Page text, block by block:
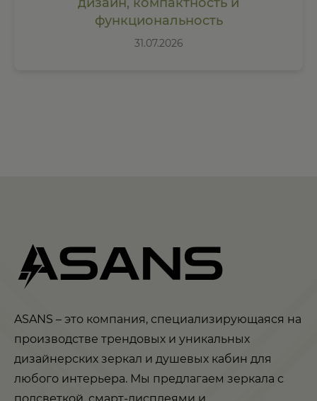
функциональность
31.07.2026
ASANS – это компания, специализирующаяся на
производстве трендовых и уникальных
дизайнерских зеркал и душевых кабин для
любого интерьера. Мы предлагаем зеркала с
подсветкой, смарт-дисплеями и